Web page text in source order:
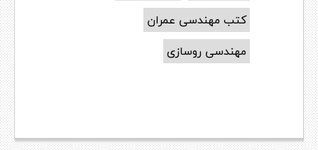
کتب مهندسی عمران
مهندسی روسازی